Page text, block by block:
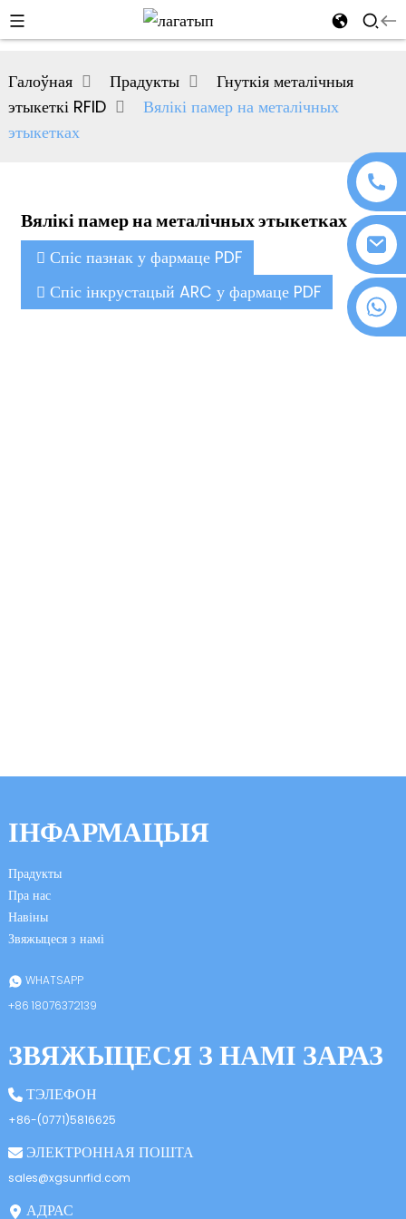
+86 18076372139
Галоўная Прадукты
Гнуткія металічныя
этыкеткі RFID
Вялікі памер на металічных
этыкетках
Вялікі памер на металічных этыкетках
Спіс пазнак у фармаце PDF
Спіс інкрустацый ARC у фармаце PDF
ІНФАРМАЦЫЯ
Прадукты
Пра нас
Навіны
Звяжыцеся з намі
WHATSAPP
+86 18076372139
ЗВЯЖЫЦЕСЯ З НАМІ ЗАРАЗ
ТЭЛЕФОН
+86-(0771)5816625
ЭЛЕКТРОННАЯ ПОШТА
sales@xgsunrfid.com
АДРАС